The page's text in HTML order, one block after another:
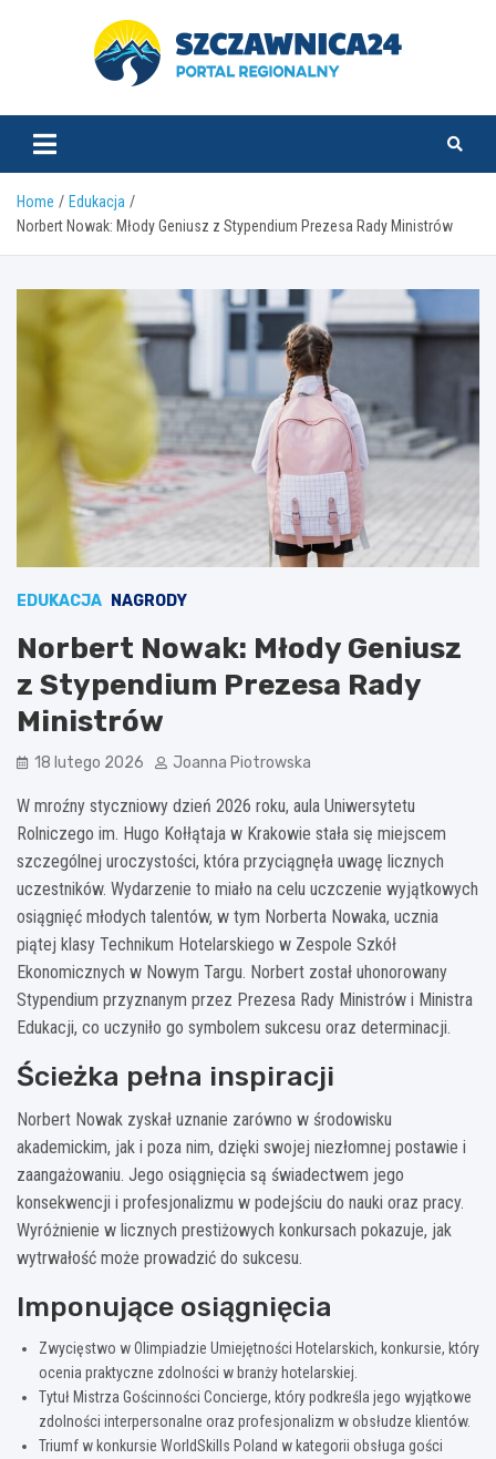
szczawnica24.pl
Home
Edukacja
Norbert Nowak: Młody Geniusz z Stypendium Prezesa Rady Ministrów
EDUKACJA NAGRODY
Norbert Nowak: Młody Geniusz
z Stypendium Prezesa Rady
Ministrów
18 lutego 2026 Joanna Piotrowska
W mroźny styczniowy dzień 2026 roku, aula Uniwersytetu
Rolniczego im. Hugo Kołłątaja w Krakowie stała się miejscem
szczególnej uroczystości, która przyciągnęła uwagę licznych
uczestników. Wydarzenie to miało na celu uczczenie wyjątkowych
osiągnięć młodych talentów, w tym Norberta Nowaka, ucznia
piątej klasy Technikum Hotelarskiego w Zespole Szkół
Ekonomicznych w Nowym Targu. Norbert został uhonorowany
Stypendium przyznanym przez Prezesa Rady Ministrów i Ministra
Edukacji, co uczyniło go symbolem sukcesu oraz determinacji.
Ścieżka pełna inspiracji
Norbert Nowak zyskał uznanie zarówno w środowisku
akademickim, jak i poza nim, dzięki swojej niezłomnej postawie i
zaangażowaniu. Jego osiągnięcia są świadectwem jego
konsekwencji i profesjonalizmu w podejściu do nauki oraz pracy.
Wyróżnienie w licznych prestiżowych konkursach pokazuje, jak
wytrwałość może prowadzić do sukcesu.
Imponujące osiągnięcia
Zwycięstwo w Olimpiadzie Umiejętności Hotelarskich, konkursie, który
ocenia praktyczne zdolności w branży hotelarskiej.
Tytuł Mistrza Gościnności Concierge, który podkreśla jego wyjątkowe
zdolności interpersonalne oraz profesjonalizm w obsłudze klientów.
Triumf w konkursie WorldSkills Poland w kategorii obsługa gości